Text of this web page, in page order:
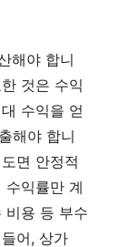
해야 합니
것은 수익
수익을 얻
해야 합니
면 안정적
수익률만 계
비용 등 부수
어, 상가